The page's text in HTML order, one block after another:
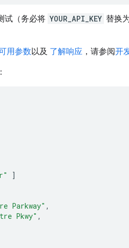
试（务必将 YOUR_API_KEY 替换
用参数以及 了解响应 ，请参阅开
]
Parkway" ,
Pkwy" ,